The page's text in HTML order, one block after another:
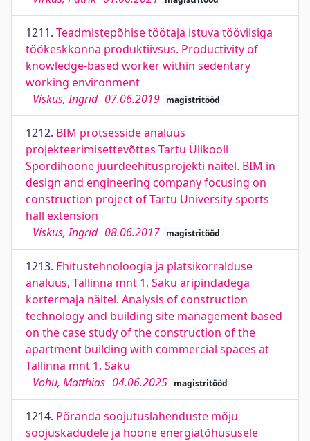
1211. Teadmistepõhise töötaja istuva tööviisiga
töökeskkonna produktiivsus. Productivity of
knowledge-based worker within sedentary
working environment
Viskus, Ingrid 07.06.2019 magistritööd
1212. BIM protsesside analüüs
projekteerimisettevõttes Tartu Ülikooli
Spordihoone juurdeehitusprojekti näitel. BIM in
design and engineering company focusing on
construction project of Tartu University sports
hall extension
Viskus, Ingrid 08.06.2017 magistritööd
1213. Ehitustehnoloogia ja platsikorralduse
analüüs, Tallinna mnt 1, Saku äripindadega
kortermaja näitel. Analysis of construction
technology and building site management based
on the case study of the construction of the
apartment building with commercial spaces at
Tallinna mnt 1, Saku
Vohu, Matthias 04.06.2025 magistritööd
1214. Põranda soojutuslahenduste mõju
soojuskadudele ja hoone energiatõhususele